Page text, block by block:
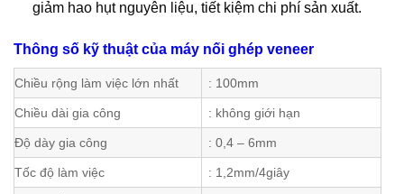
giảm hao hụt nguyên liệu, tiết kiệm chi phí sản xuất.
Thông số kỹ thuật của máy nối ghép veneer
Chiều rộng làm việc lớn nhất : 100mm
Chiều dài gia công : không giới hạn
Độ dày gia công : 0,4 – 6mm
Tốc độ làm việc : 1,2mm/4giây